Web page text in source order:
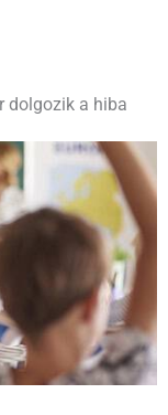
dolgozik a hiba